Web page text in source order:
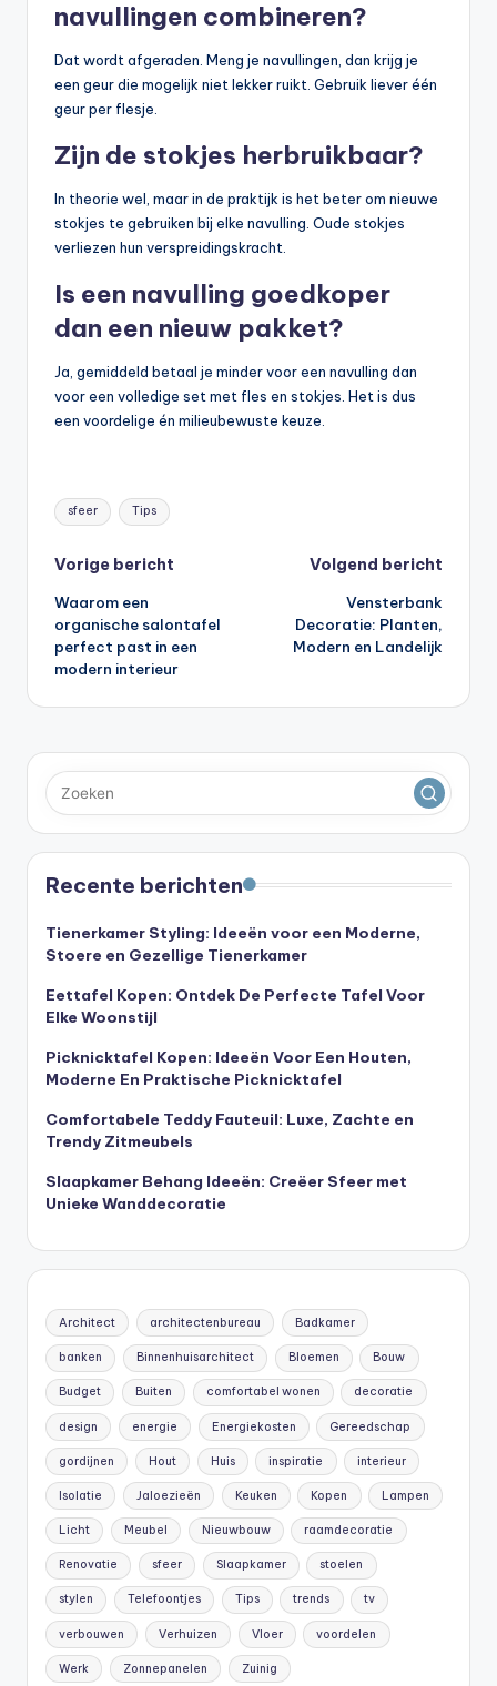
navullingen combineren?
Dat wordt afgeraden. Meng je navullingen, dan krijg je
een geur die mogelijk niet lekker ruikt. Gebruik liever één
geur per flesje.
Zijn de stokjes herbruikbaar?
In theorie wel, maar in de praktijk is het beter om nieuwe
stokjes te gebruiken bij elke navulling. Oude stokjes
verliezen hun verspreidingskracht.
Is een navulling goedkoper
dan een nieuw pakket?
Ja, gemiddeld betaal je minder voor een navulling dan
voor een volledige set met fles en stokjes. Het is dus
een voordelige én milieubewuste keuze.
Tags:
sfeer Tips
Bericht
navigatie
Vorige bericht
Waarom een
organische salontafel
perfect past in een
modern interieur
Volgend bericht
Vensterbank
Decoratie: Planten,
Modern en Landelijk
Recente berichten
Tienerkamer Styling: Ideeën voor een Moderne,
Stoere en Gezellige Tienerkamer
Eettafel Kopen: Ontdek De Perfecte Tafel Voor
Elke Woonstijl
Picknicktafel Kopen: Ideeën Voor Een Houten,
Moderne En Praktische Picknicktafel
Comfortabele Teddy Fauteuil: Luxe, Zachte en
Trendy Zitmeubels
Slaapkamer Behang Ideeën: Creëer Sfeer met
Unieke Wanddecoratie
Architect architectenbureau Badkamer
banken Binnenhuisarchitect Bloemen Bouw
Budget Buiten comfortabel wonen decoratie
design energie Energiekosten Gereedschap
gordijnen Hout Huis inspiratie interieur
Isolatie Jaloezieën Keuken Kopen Lampen
Licht Meubel Nieuwbouw raamdecoratie
Renovatie sfeer Slaapkamer stoelen
stylen Telefoontjes Tips trends tv
verbouwen Verhuizen Vloer voordelen
Werk Zonnepanelen Zuinig